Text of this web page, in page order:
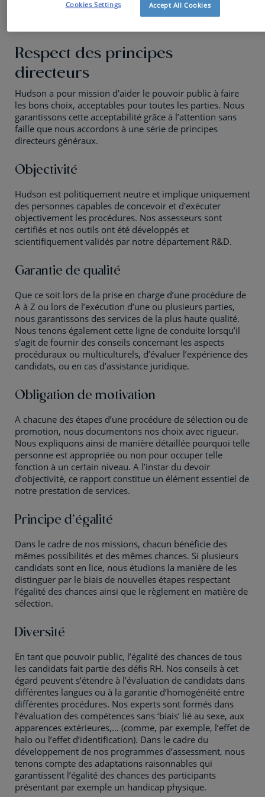
grande vigilance accordée à la bonne affectation des
Respect des principes
directeurs
Hudson a pour mission d’aider le pouvoir public à faire
les bons choix, acceptables pour toutes les parties. Nous
garantissons cette acceptabilité grâce à l’attention sans
faille que nous accordons à une série de principes
directeurs généraux.
Objectivité
Hudson est politiquement neutre et implique uniquement
des personnes capables de concevoir et d'exécuter
objectivement les procédures. Nos assesseurs sont
certifiés et nos outils ont été développés et
scientifiquement validés par notre département R&D.
Garantie de qualité
Que ce soit lors de la prise en charge d’une procédure de
A à Z ou lors de l’exécution d’une ou plusieurs parties,
nous garantissons des services de la plus haute qualité.
Nous tenons également cette ligne de conduite lorsqu’il
s’agit de fournir des conseils concernant les aspects
procéduraux ou multiculturels, d’évaluer l’expérience des
candidats, ou en cas d’assistance juridique.
Obligation de motivation
A chacune des étapes d’une procédure de sélection ou de
promotion, nous documentons nos choix avec rigueur.
Nous expliquons ainsi de manière détaillée pourquoi telle
personne est appropriée ou non pour occuper telle
fonction à un certain niveau. A l’instar du devoir
d’objectivité, ce rapport constitue un élément essentiel de
notre prestation de services.
Principe d’égalité
Dans le cadre de nos missions, chacun bénéficie des
mêmes possibilités et des mêmes chances. Si plusieurs
candidats sont en lice, nous étudions la manière de les
distinguer par le biais de nouvelles étapes respectant
l’égalité des chances ainsi que le règlement en matière de
sélection.
Diversité
En tant que pouvoir public, l’égalité des chances de tous
les candidats fait partie des défis RH. Nos conseils à cet
égard peuvent s’étendre à l’évaluation de candidats dans
différentes langues ou à la garantie d’homogénéité entre
différentes procédures. Nos experts sont formés dans
l’évaluation des compétences sans ‘biais’ lié au sexe, aux
apparences extérieures,… (comme, par exemple, l’effet de
halo ou l’effet d’identification). Dans le cadre du
développement de nos programmes d’assessment, nous
tenons compte des adaptations raisonnables qui
garantissent l’égalité des chances des participants
présentant par exemple un handicap physique.
Accept All Cookies
Cookies Settings